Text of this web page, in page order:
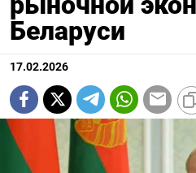
Беларуси
17.02.2026